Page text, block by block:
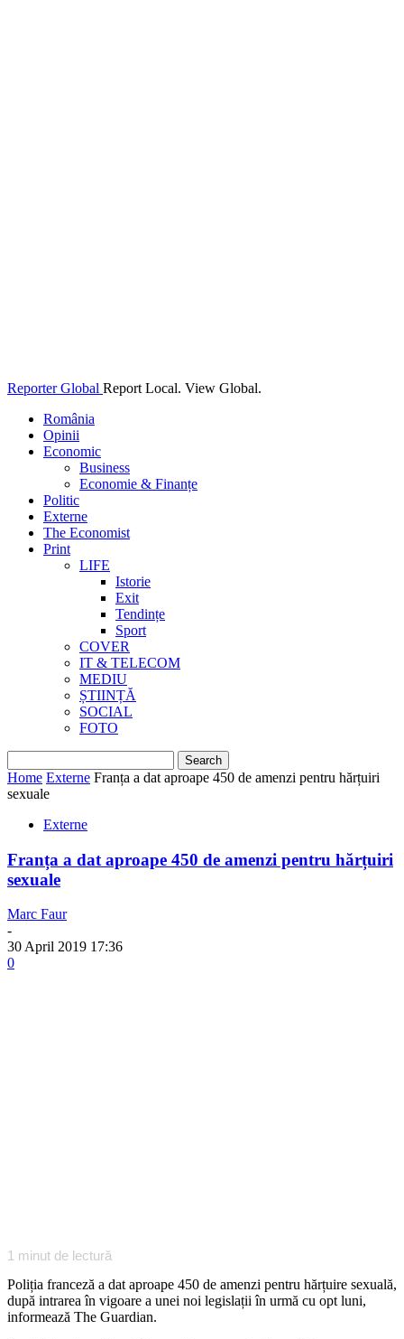
Reporter Global Report Local. View Global.
România
Opinii
Economic
Business
Economie & Finanțe
Politic
Externe
The Economist
Print
LIFE
Istorie
Exit
Tendințe
Sport
COVER
IT & TELECOM
MEDIU
ȘTIINȚĂ
SOCIAL
FOTO
Home Externe Franța a dat aproape 450 de amenzi pentru hărțuiri
sexuale
Externe
Franța a dat aproape 450 de amenzi pentru hărțuiri
sexuale
Marc Faur
-
30 April 2019 17:36
0
1 minut de lectură
Poliția franceză a dat aproape 450 de amenzi pentru hărțuire sexuală,
după intrarea în vigoare a unei noi legislații în urmă cu opt luni,
informează The Guardian.